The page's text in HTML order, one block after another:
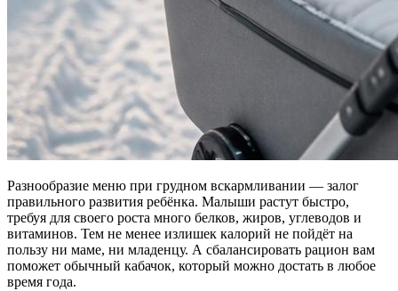
Разнообразие меню при грудном вскармливании — залог
правильного развития ребёнка. Малыши растут быстро,
требуя для своего роста много белков, жиров, углеводов и
витаминов. Тем не менее излишек калорий не пойдёт на
пользу ни маме, ни младенцу. А сбалансировать рацион вам
поможет обычный кабачок, который можно достать в любое
время года.